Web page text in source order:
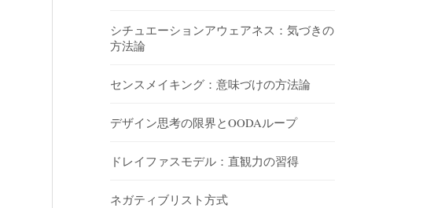
シチュエーションアウェアネス：気づきの
方法論
センスメイキング：意味づけの方法論
デザイン思考の限界とOODAループ
ドレイファスモデル：直観力の習得
ネガティブリスト方式